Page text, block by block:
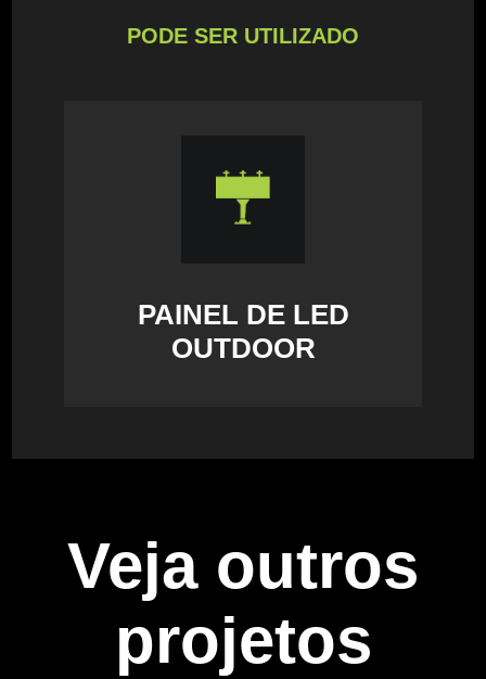
PODE SER UTILIZADO
PAINEL DE LED
OUTDOOR
Veja outros
projetos